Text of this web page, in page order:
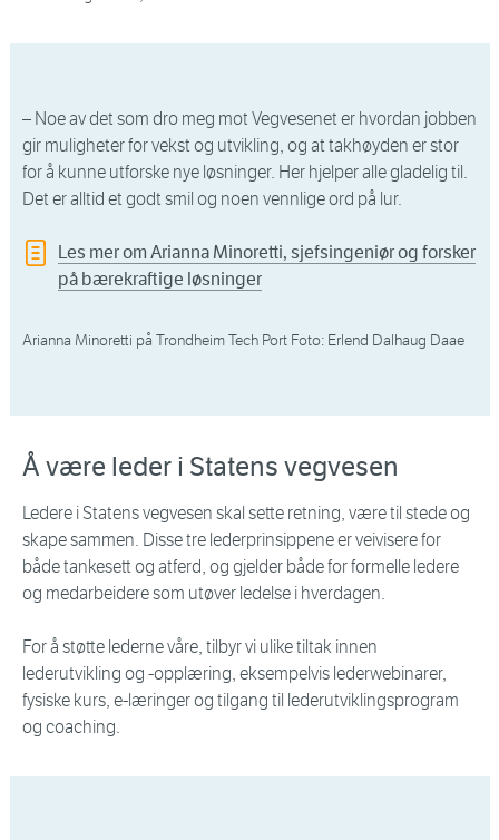
– Noe av det som dro meg mot Vegvesenet er hvordan jobben
gir muligheter for vekst og utvikling, og at takhøyden er stor
for å kunne utforske nye løsninger. Her hjelper alle gladelig til.
Det er alltid et godt smil og noen vennlige ord på lur.
Les mer om Arianna Minoretti, sjefsingeniør og forsker
på bærekraftige løsninger
Arianna Minoretti på Trondheim Tech Port Foto: Erlend Dalhaug Daae
Å være leder i Statens vegvesen
Ledere i Statens vegvesen skal sette retning, være til stede og
skape sammen. Disse tre lederprinsippene er veivisere for
både tankesett og atferd, og gjelder både for formelle ledere
og medarbeidere som utøver ledelse i hverdagen.
For å støtte lederne våre, tilbyr vi ulike tiltak innen
lederutvikling og -opplæring, eksempelvis lederwebinarer,
fysiske kurs, e-læringer og tilgang til lederutviklingsprogram
og coaching.